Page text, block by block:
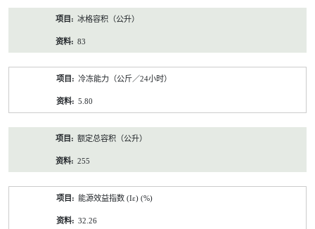
冰格容积（公升）
83
冷冻能力（公斤／24小时）
5.80
额定总容积（公升）
255
能源效益指数 (Iε) (%)
32.26